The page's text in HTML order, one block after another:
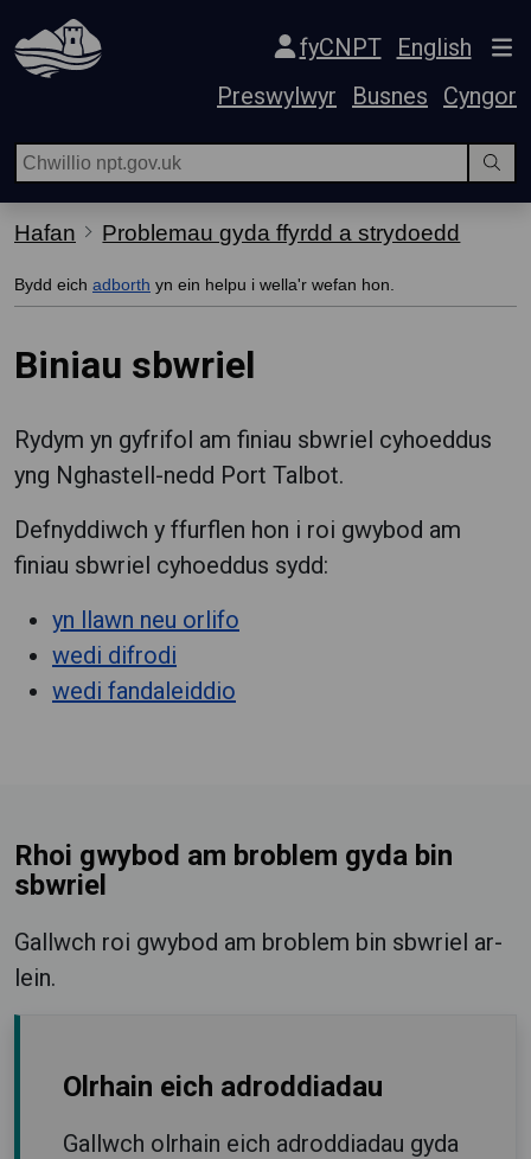
Hepgor gwe-lywio
fyCNPT
English
Preswylwyr
Busnes Cyngor
Hafan Problemau gyda ffyrdd a strydoedd
Bydd eich adborth yn ein helpu i wella'r wefan hon.
Biniau sbwriel
Rydym yn gyfrifol am finiau sbwriel cyhoeddus
yng Nghastell-nedd Port Talbot.
Defnyddiwch y ffurflen hon i roi gwybod am
finiau sbwriel cyhoeddus sydd:
yn llawn neu orlifo
wedi difrodi
wedi fandaleiddio
Rhoi gwybod am broblem gyda bin
sbwriel
Gallwch roi gwybod am broblem bin sbwriel ar-
lein.
Olrhain eich adroddiadau
Gallwch olrhain eich adroddiadau gyda